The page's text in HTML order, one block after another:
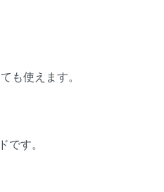
も使えます。
す。